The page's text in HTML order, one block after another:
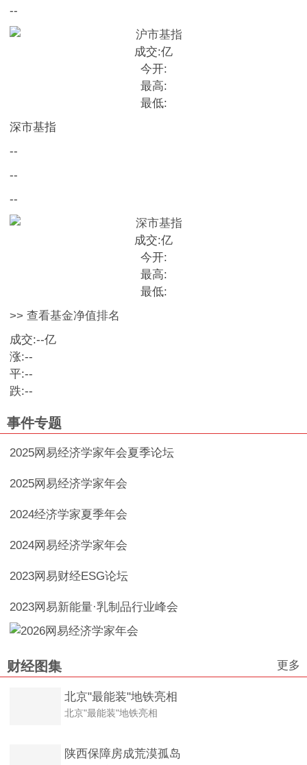
--
成交:亿
今开:
最高:
最低:
深市基指
--
--
--
成交:亿
今开:
最高:
最低:
>> 查看基金净值排名
成交:--亿
涨:--
平:--
跌:--
事件专题
2025网易经济学家年会夏季论坛
2025网易经济学家年会
2024经济学家夏季年会
2024网易经济学家年会
2023网易财经ESG论坛
2023网易新能量·乳制品行业峰会
财经图集 更多
北京"最能装"地铁亮相
北京"最能装"地铁亮相
陕西保障房成荒漠孤岛